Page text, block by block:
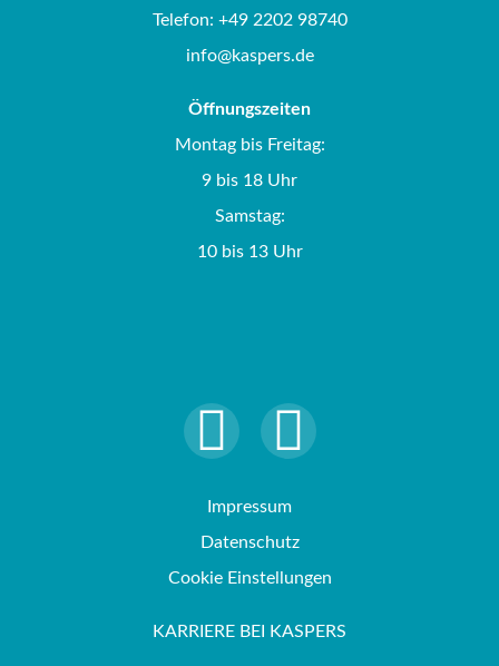
Telefon: +49 2202 98740
info@kaspers.de
Öffnungszeiten
Montag bis Freitag:
9 bis 18 Uhr
Samstag:
10 bis 13 Uhr
Impressum
Datenschutz
Cookie Einstellungen
KARRIERE BEI KASPERS